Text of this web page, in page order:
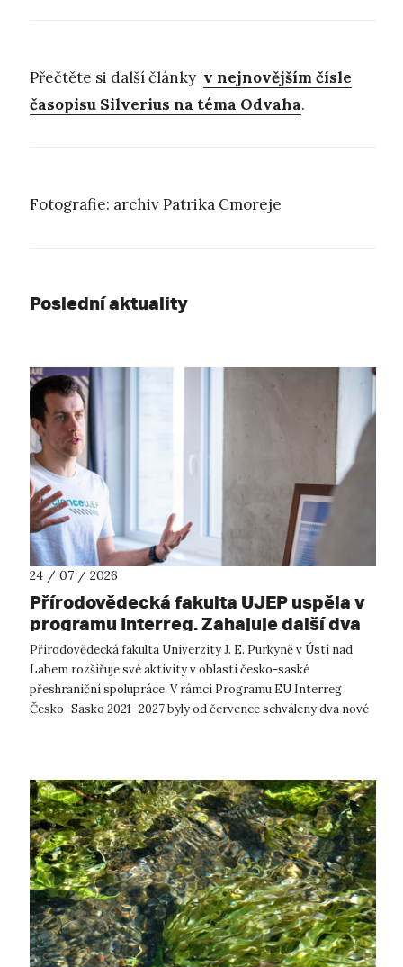
Přečtěte si další články v nejnovějším čísle
časopisu Silverius na téma Odvaha.
Fotografie: archiv Patrika Cmoreje
Poslední aktuality
24 / 07 / 2026
Přírodovědecká fakulta UJEP uspěla v
programu Interreg. Zahajuje další dva
přeshraniční projekty se saskými
partnery
Přírodovědecká fakulta Univerzity J. E. Purkyně v Ústí nad
Labem rozšiřuje své aktivity v oblasti česko-saské
přeshraniční spolupráce. V rámci Programu EU Interreg
Česko–Sasko 2021–2027 byly od července schváleny dva nové